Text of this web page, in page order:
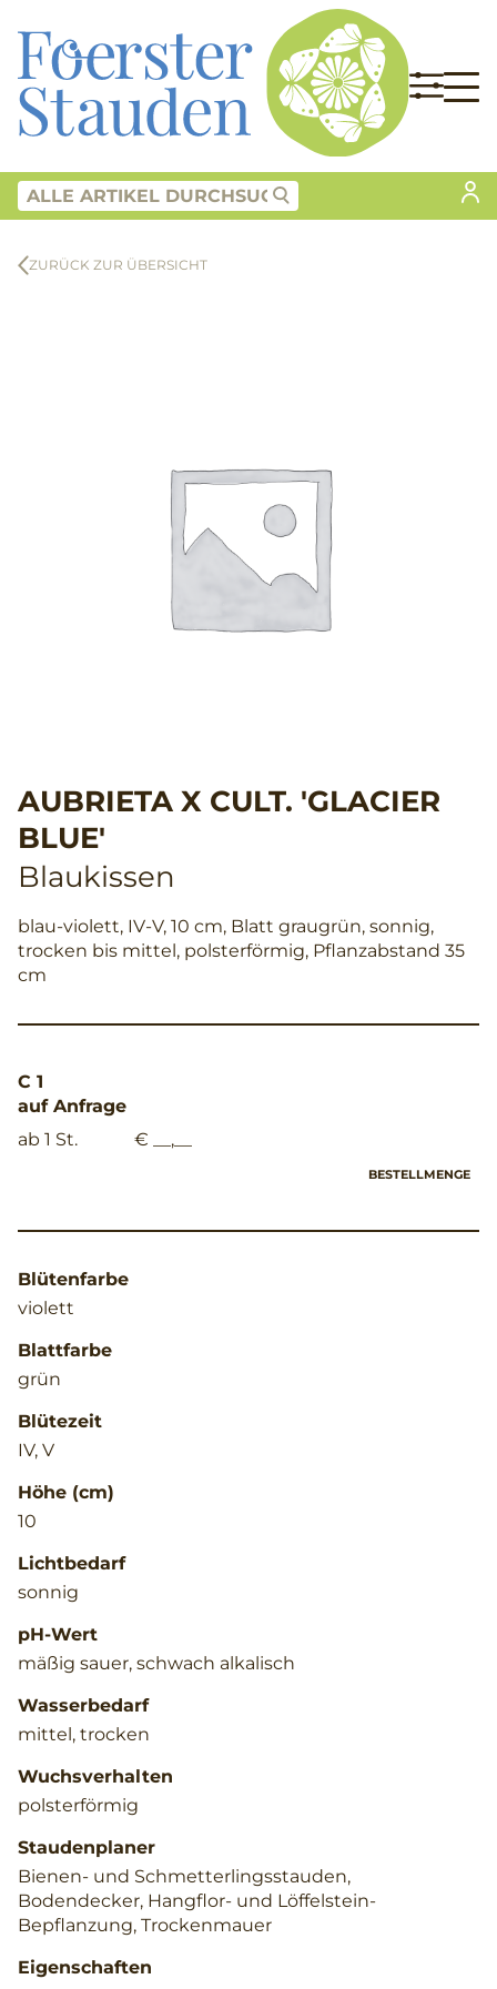
ZURÜCK ZUR ÜBERSICHT
AUBRIETA X CULT. 'GLACIER
BLUE'
Blaukissen
blau-violett, IV-V, 10 cm, Blatt graugrün, sonnig,
trocken bis mittel, polsterförmig, Pflanzabstand 35
cm
C 1
auf Anfrage
ab 1 St.
€ __,__
BESTELLMENGE
Blütenfarbe
violett
Blattfarbe
grün
Blütezeit
IV, V
Höhe (cm)
10
Lichtbedarf
sonnig
pH-Wert
mäßig sauer, schwach alkalisch
Wasserbedarf
mittel, trocken
Wuchsverhalten
polsterförmig
Staudenplaner
Bienen- und Schmetterlingsstauden,
Bodendecker, Hangflor- und Löffelstein-
Bepflanzung, Trockenmauer
Eigenschaften